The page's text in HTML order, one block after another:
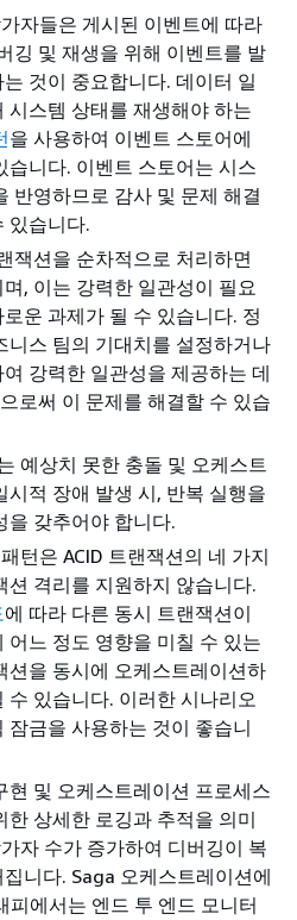
자들은 게시된 이벤트에 따라
깅 및 재생을 위해 이벤트를 발
것이 중요합니다. 데이터 일
시스템 상태를 재생해야 하는
을 사용하여 이벤트 스토어에
습니다. 이벤트 스토어는 시스
반영하므로 감사 및 문제 해결
있습니다.
잭션을 순차적으로 처리하면
, 이는 강력한 일관성이 필요
운 과제가 될 수 있습니다. 정
니스 팀의 기대치를 설정하거나
강력한 일관성을 제공하는 데
로써 이 문제를 해결할 수 있습
예상치 못한 충돌 및 오케스트
시적 장애 발생 시, 반복 실행을
을 갖추어야 합니다.
턴은 ACID 트랜잭션의 네 가지
션 격리를 지원하지 않습니다.
에 따라 다른 동시 트랜잭션이
어느 정도 영향을 미칠 수 있는
션을 동시에 오케스트레이션하
수 있습니다. 이러한 시나리오
잠금을 사용하는 것이 좋습니
현 및 오케스트레이션 프로세스
한 상세한 로깅과 추적을 의미
자 수가 증가하여 디버깅이 복
니다. Saga 오케스트레이션에
피에서는 엔드 투 엔드 모니터